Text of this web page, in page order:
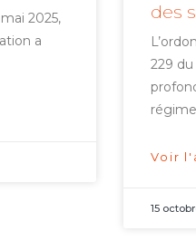
2025,
a
des
229 du
Voir
15